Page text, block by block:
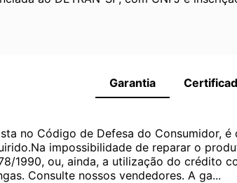
Garantia
no Código de Defesa do
impossibilidade de reparar o
1990, ou, ainda, a utilização do crédito
Consulte nossos vendedores. A ga...